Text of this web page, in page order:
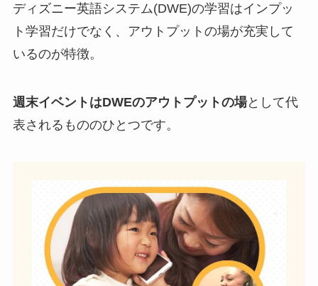
ディズニー英語システム(DWE)の学習はインプッ
ト学習だけでなく、アウトプットの場が充実して
いるのが特徴。
週末イベントはDWEのアウトプットの場として代
表されるもののひとつです。